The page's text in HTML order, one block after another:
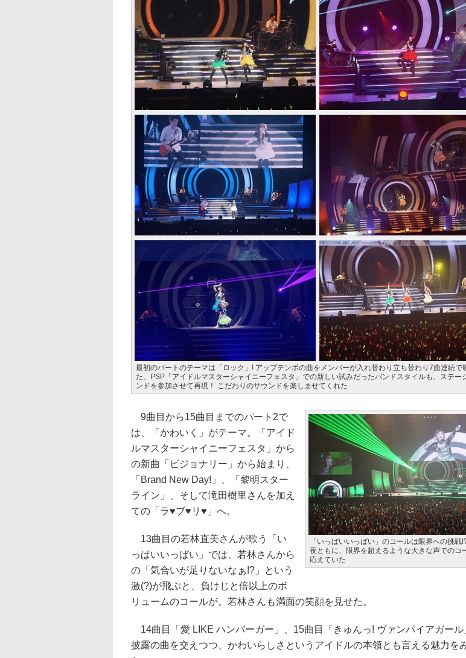
最初のパートのテーマは「ロック」! アップテンポの曲をメンバーが入れ替わり立ち替わり7曲連続で
た。PSP「アイドルマスターシャイニーフェスタ」での新しい試みだったバンドスタイルも、ステー
ンドを参加させて再現！ こだわりのサウンドを楽しませてくれた
「いっぱいいっぱい」のコールは限界への挑戦!?
夜ともに、限界を超えるような大きな声でのコ
応えていた
9曲目から15曲目までのパート2で
は、「かわいく」がテーマ。「アイド
ルマスターシャイニーフェスタ」から
の新曲「ビジョナリー」から始まり、
「Brand New Day!」、「黎明スター
ライン」、そして滝田樹里さんを加え
ての「ラ♥ブ♥リ♥」へ。
13曲目の若林直美さんが歌う「い
っぱいいっぱい」では、若林さんから
の「気合いが足りないなぁ!?」という
激(?)が飛ぶと、負けじと倍以上のボ
リュームのコールが。若林さんも満面の笑顔を見せた。
14曲目「愛 LIKE ハンバーガー」、15曲目「きゅんっ! ヴァンパイアガール
披露の曲を交えつつ、かわいらしさというアイドルの本領とも言える魅力を